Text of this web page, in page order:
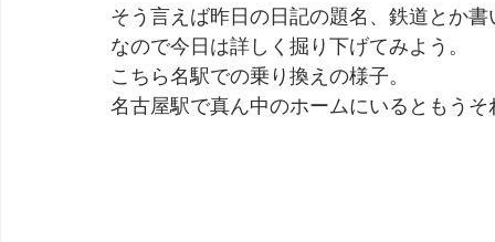
そう言えば昨日の日記の題名、鉄道とか
なので今日は詳しく掘り下げてみよう。
こちら名駅での乗り換えの様子。
名古屋駅で真ん中のホームにいるともう